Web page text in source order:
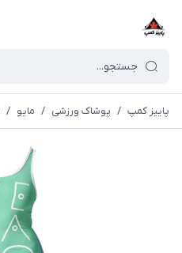
پاییز کمپ / پوشاک ورزشی / مايو /